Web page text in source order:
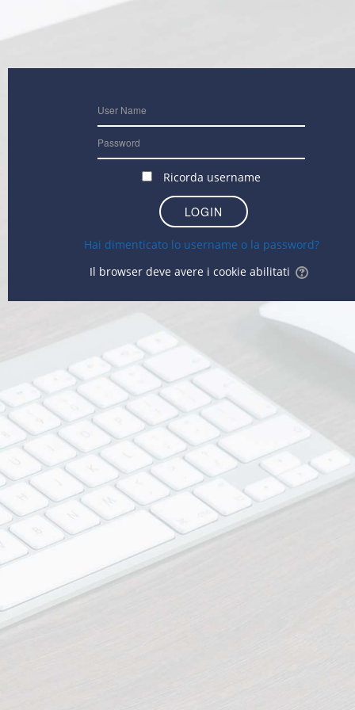
Ricorda username
Hai dimenticato lo username o la password?
Il browser deve avere i cookie abilitati